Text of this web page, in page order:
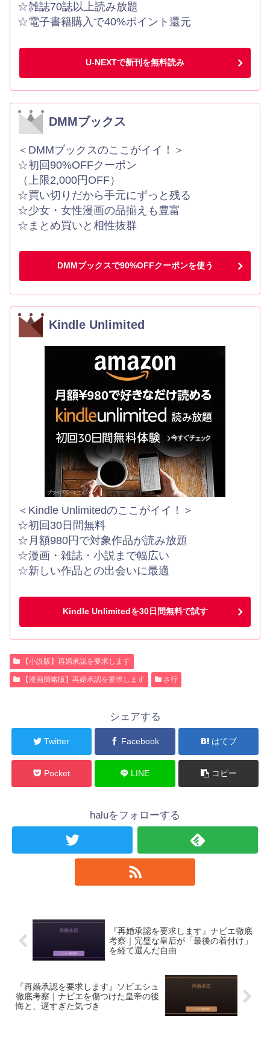
☆雑誌70誌以上読み放題
☆電子書籍購入で40%ポイント還元
U-NEXTで新刊を無料読み
DMMブックス
＜DMMブックスのここがイイ！＞
☆初回90%OFFクーポン
（上限2,000円OFF）
☆買い切りだから手元にずっと残る
☆少女・女性漫画の品揃えも豊富
☆まとめ買いと相性抜群
DMMブックスで90%OFFクーポンを使う
Kindle Unlimited
＜Kindle Unlimitedのここがイイ！＞
☆初回30日間無料
☆月額980円で対象作品が読み放題
☆漫画・雑誌・小説まで幅広い
☆新しい作品との出会いに最適
Kindle Unlimitedを30日間無料で試す
【小説版】再婚承認を要求します
【漫画簡略版】再婚承認を要求します さ行
シェアする
Twitter Facebook はてブ
Pocket LINE コピー
haluをフォローする
『再婚承認を要求します』ナビエ徹底
考察｜完璧な皇后が「最後の着付け」
を経て選んだ自由
『再婚承認を要求します』ソビエシュ
徹底考察｜ナビエを傷つけた皇帝の後
悔と、遅すぎた気づき